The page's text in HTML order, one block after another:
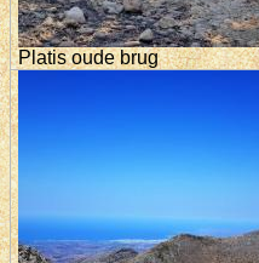
Platis oude brug